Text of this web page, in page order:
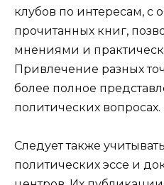
клубов по интересам, с
прочитанных книг,
мнениями и
Привлечение разных
более полное
политических вопросах.
Следует также
политических эссе и